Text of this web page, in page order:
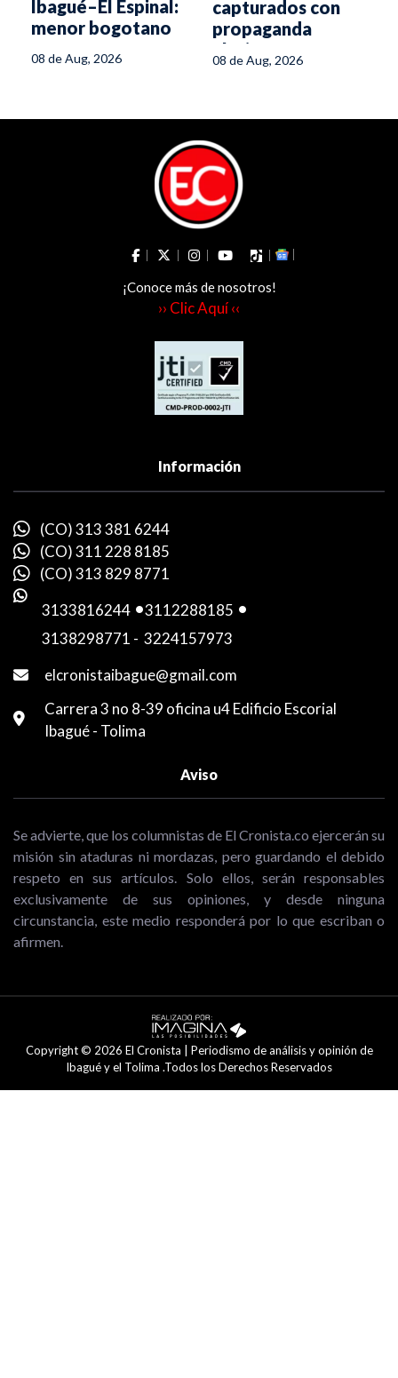
Ibagué–El Espinal:
menor bogotano
volcamiento
08 de Aug, 2026
capturados con
propaganda
alusiva a
disidencias en
08 de Aug, 2026
¡Conoce más de nosotros!
›› Clic Aquí ‹‹
Información
(CO) 313 381 6244
(CO) 311 228 8185
(CO) 313 829 8771
3133816244 -3112288185 -
3138298771 - 3224157973
elcronistaibague@gmail.com
Carrera 3 no 8-39 oficina u4 Edificio Escorial
Ibagué - Tolima
Aviso
Se advierte, que los columnistas de El Cronista.co ejercerán su
misión sin ataduras ni mordazas, pero guardando el debido
respeto en sus artículos. Solo ellos, serán responsables
exclusivamente de sus opiniones, y desde ninguna
circunstancia, este medio responderá por lo que escriban o
afirmen.
Copyright © 2026 El Cronista | Periodismo de análisis y opinión de
Ibagué y el Tolima .Todos los Derechos Reservados